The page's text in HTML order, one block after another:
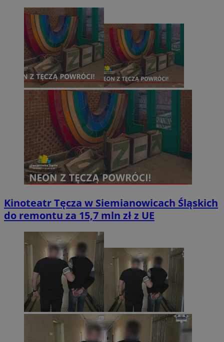
Kinoteatr Tęcza w Siemianowicach Śląskich
do remontu za 15,7 mln zł z UE